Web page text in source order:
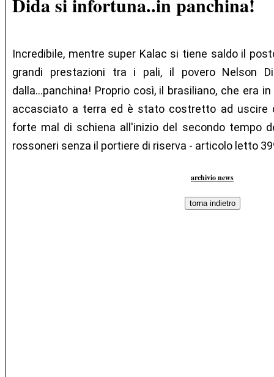
Incredibile, mentre super Kalac si tiene saldo il
grandi prestazioni tra i pali, il povero Nelson
dalla...panchina! Proprio così, il brasiliano, che era
accasciato a terra ed è stato costretto ad uscire
forte mal di schiena all'inizio del secondo tempo
rossoneri senza il portiere di riserva - articolo letto
archivio news